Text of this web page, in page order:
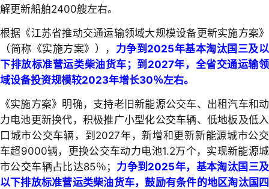
解更新船舶2400艘左右。
根据《江苏省推动交通运输领域大规模设备更新实施方案》
（简称《实施方案》）， 力争到2025年基本淘汰国三及以
下排放标准营运类柴油货车；到2027年，全省交通运输领
域设备投资规模较2023年增长30％左右。
《实施方案》明确，支持老旧新能源公交车、出租汽车和动
力电池更新换代，积极推广小型化公交车辆、低地板及低入
口城市公交车辆，到2027年，新增和更新新能源城市公交
车超9000辆，更换公交车动力电池1.2万个，实现新能源城
市公交车辆占比达85％； 力争到2025年，基本淘汰国三及
以下排放标准营运类柴油货车，鼓励有条件的地区淘汰国四